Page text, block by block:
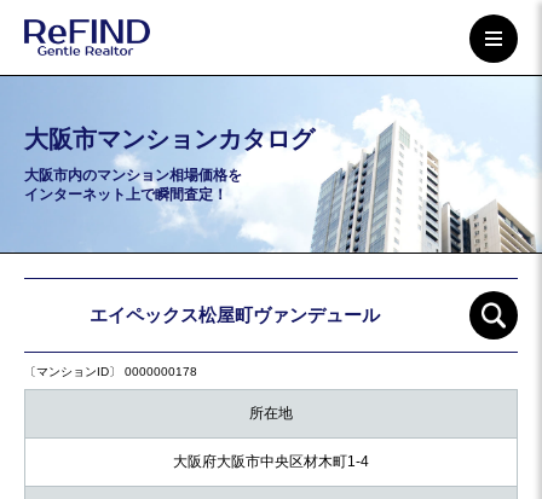
大阪市マンションカタログ
大阪市内のマンション相場価格を
インターネット上で瞬間査定！
エイペックス松屋町ヴァンデュール
〔マンションID〕 0000000178
所在地
大阪府大阪市中央区材木町1-4